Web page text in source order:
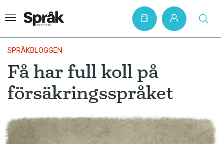
Hem
Artiklar
Krönikor
Språkfrågor
SPRÅKBLOGGEN
Få har full koll på
försäkringsspråket